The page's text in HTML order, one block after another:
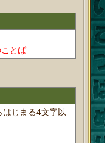
とば
はじまる4文字以